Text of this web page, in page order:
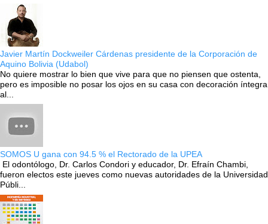
Javier Martín Dockweiler Cárdenas presidente de la Corporación de
Aquino Bolivia (Udabol)
No quiere mostrar lo bien que vive para que no piensen que ostenta,
pero es imposible no posar los ojos en su casa con decoración íntegra
al...
SOMOS U gana con 94.5 % el Rectorado de la UPEA
El odontólogo, Dr. Carlos Condori y educador, Dr. Efraín Chambi,
fueron electos este jueves como nuevas autoridades de la Universidad
Públi...